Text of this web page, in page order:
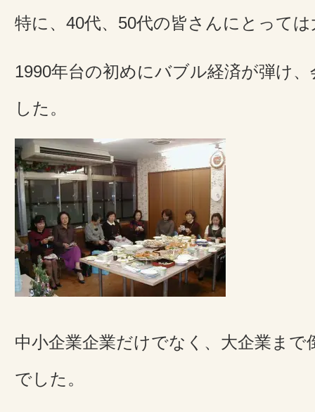
特に、40代、50代の皆さんにとって
1990年台の初めにバブル経済が弾け
した。
中小企業企業だけでなく、大企業まで
でした。